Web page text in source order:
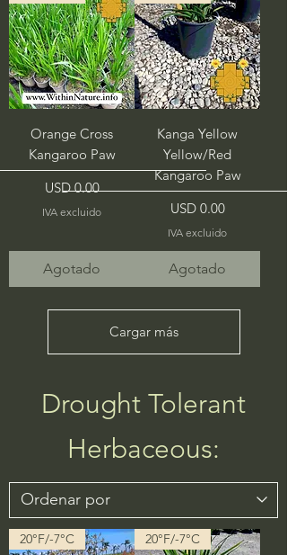
Orange Cross
Kangaroo Paw
Precio
USD 0.00
IVA excluido
Agotado
Kanga Yellow
Yellow/Red
Kangaroo Paw
Precio
USD 0.00
IVA excluido
Agotado
Cargar más
Drought Tolerant
Herbaceous:
20°F/-7°C 20°F/-7°C